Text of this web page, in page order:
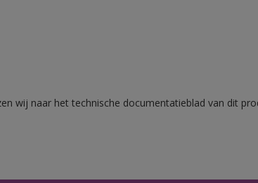
wij naar het technische documentatieblad van dit